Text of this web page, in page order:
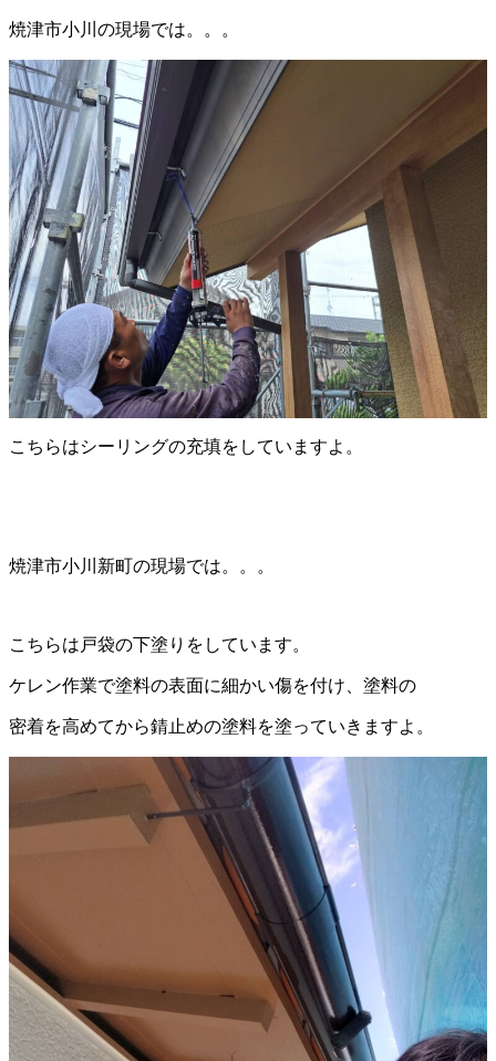
焼津市小川の現場では。。。
こちらはシーリングの充填をしていますよ。
焼津市小川新町の現場では。。。
こちらは戸袋の下塗りをしています。
ケレン作業で塗料の表面に細かい傷を付け、塗料の
密着を高めてから錆止めの塗料を塗っていきますよ。